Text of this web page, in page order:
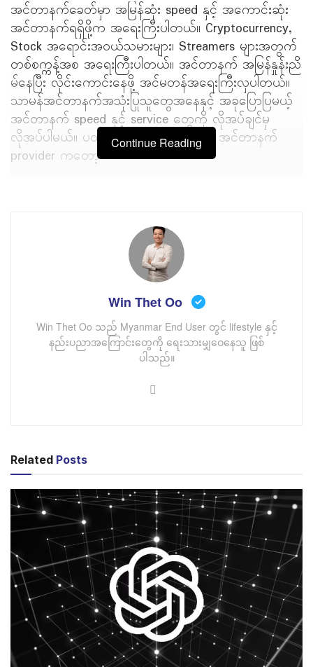
အင်တာနက်ခေတ်မှာ အမြန်ဆုံး speed နှင့် အကောင်းဆုံး
အင်တာနက်ရရှိဖို့က အရေးကြီးပါတယ်။ Cryptocurrency,
Stock အရောင်းအဝယ်သမားများ၊ Streamers များအတွက်
တစ်စက္ကန့်အစ အရေးကြီးပါတယ်။ အင်တာနက် အမြန်နှုန်းညိ
မ်နေပြီး လိုင်းကောင်းနေဖို့ အင်မတန်အရေးကြီးလှပါတယ်။
သာမန်အင်တာနက်အသုံးပြုသူတွေအနေနှင့် အခုပြောပြမယ့်
အင်တာနက် speed နှင့် service တွေကို လိုအပ်ချင်မှ
လိုအပ်ပါမယ်။ ပထမဆုံးနှင့် အကောင်းဆုံး အင်တာနက်
provider ကတော့
Google က အင်တာနက် provider အနေနှင့်လည်း
မေရိကန်နိုင်ငံက ပြည်နယ် ၁၈ခုသာ အသုံးပြုနိုင်ပါသေး
တယ်။
၂။ AT & T
Continue Reading
Win Thet Oo
Win Thet Oo သည် Myanmar End User တွင် lifestyle နှင့်
နည်းပညာအကြောင်းတွေကို ရေးသားမျှဝေနေသူ ဖြစ်
ပါသည်။
Related Posts